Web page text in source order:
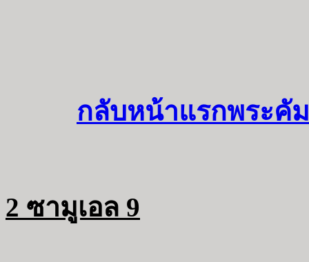
กลับหน้าแรกพระคั
2 ซามูเอล 9